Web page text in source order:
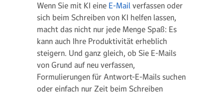
Wenn Sie mit KI eine E-Mail verfassen oder
sich beim Schreiben von KI helfen lassen,
macht das nicht nur jede Menge Spaß: Es
kann auch Ihre Produktivität erheblich
steigern. Und ganz gleich, ob Sie E-Mails
von Grund auf neu verfassen,
Formulierungen für Antwort-E-Mails suchen
oder einfach nur Zeit beim Schreiben